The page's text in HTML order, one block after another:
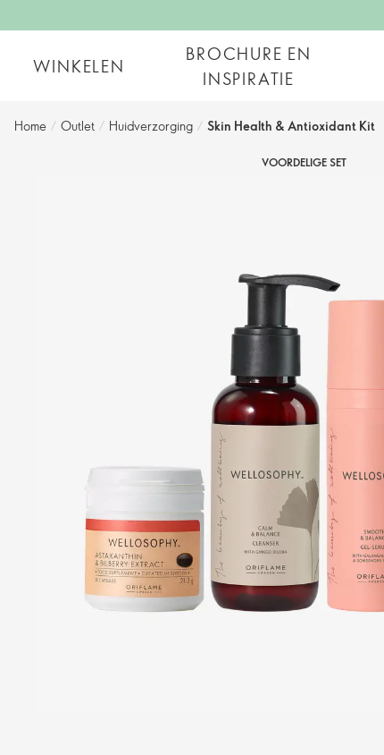
WINKELEN
BROCHURE EN
INSPIRATIE
Home / Outlet / Huidverzorging / Skin Health & Antioxidant Kit
VOORDELIGE SET